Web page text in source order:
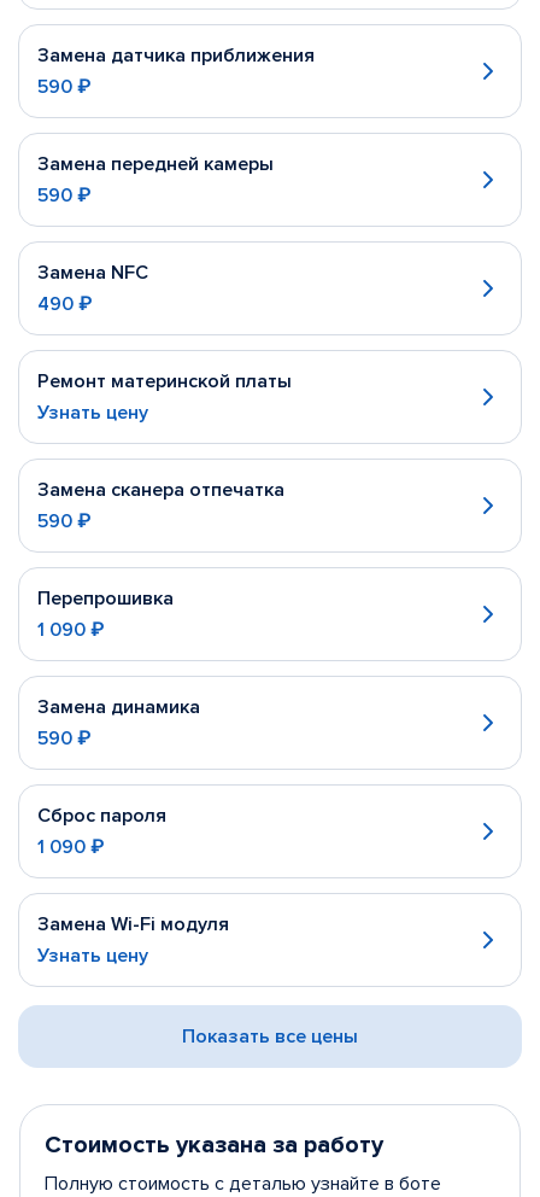
Замена датчика приближения
590 ₽
Замена передней камеры
590 ₽
Замена NFC
490 ₽
Ремонт материнской платы
Узнать цену
Замена сканера отпечатка
590 ₽
Перепрошивка
1 090 ₽
Замена динамика
590 ₽
Сброс пароля
1 090 ₽
Замена Wi-Fi модуля
Узнать цену
Показать все цены
Стоимость указана за работу
Полную стоимость с деталью узнайте в боте